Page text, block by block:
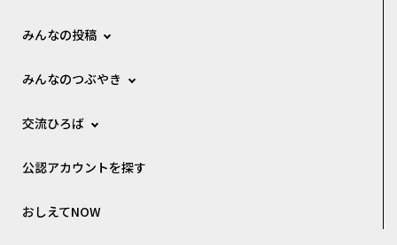
みんなの投稿
みんなのつぶやき
交流ひろば
公認アカウントを探す
おしえてNOW